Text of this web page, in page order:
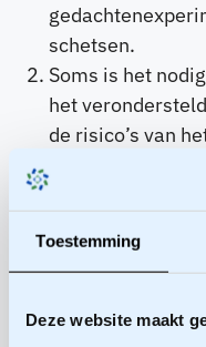
Toestemming
Deze website maakt
schetsen.
Soms is het
het
de risico’s van
inzichterlijk te
Bij de inzet van
BATNA-